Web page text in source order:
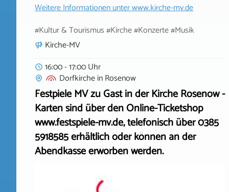
Weitere Informationen unterwww.kirche-mv.de
#Kultur & Tourismus #Kirche #Konzerte #Musik
Kirche-MV
16:00 - 17:00 Uhr
DorfkircheinRosenow
Festpiele MV zu Gast in der Kirche Rosenow -
Karten sind über den Online-Ticketshop
www.festspiele-mv.de, telefonisch über 0385
5918585 erhältlich oder können an der
Abendkasse erworben werden.